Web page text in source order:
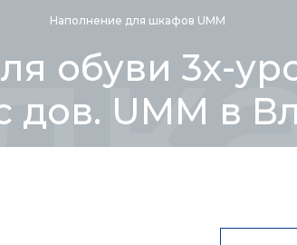
Наполнение для шкафов UMM
обуви 3х-
дов. UMM в